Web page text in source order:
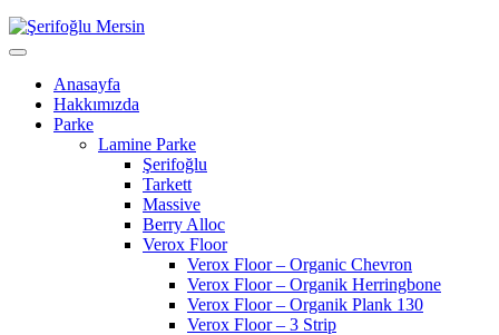
Anasayfa
Hakkımızda
Parke
Lamine Parke
Şerifoğlu
Tarkett
Massive
Berry Alloc
Verox Floor
Verox Floor – Organic Chevron
Verox Floor – Organik Herringbone
Verox Floor – Organik Plank 130
Verox Floor – 3 Strip